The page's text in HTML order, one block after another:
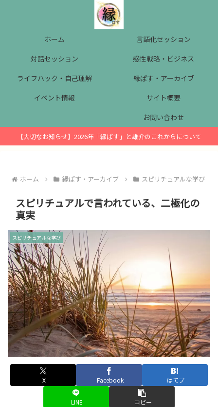
ホーム
言語化セッション
対話セッション
感性戦略・ビジネス
ライフハック・自己理解
縁ぱす・アーカイブ
イベント情報
サイト概要
お問い合わせ
【大切なお知らせ】2026年「縁ぱす」と雄介のこれからについて
ホーム 縁ぱす・アーカイブ スピリチュアルな学び
スピリチュアルで言われている、二極化の
真実
スピリチュアルな学び
X Facebook はてブ
LINE コピー